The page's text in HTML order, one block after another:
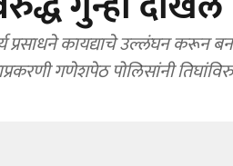
कायद्याचे उल्लंघन करून
गणेशपेठ पोलिसांनी